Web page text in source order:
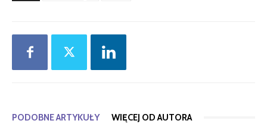
PODOBNE ARTYKUŁY WIĘCEJ OD AUTORA